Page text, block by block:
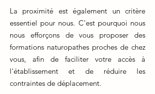
La proximité est également un critère
essentiel pour nous. C'est pourquoi nous
nous efforçons de vous proposer des
formations naturopathes proches de chez
vous, afin de faciliter votre accès à
l'établissement et de réduire les
contraintes de déplacement.